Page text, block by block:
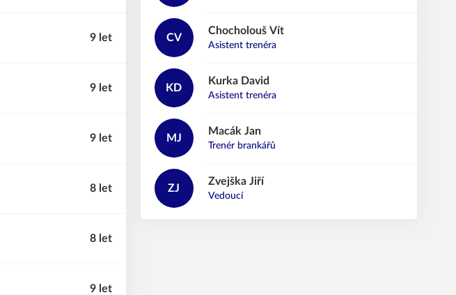
CV
Vít
Chocholouš
Asistent trenéra
KD
David
Kurka
Asistent trenéra
MJ
Jan
Macák
Trenér brankářů
ZJ
Jiří
Zvejška
Vedoucí
9 let
9 let
9 let
8 let
8 let
9 let